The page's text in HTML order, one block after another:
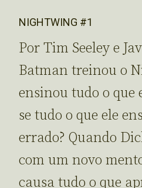
NIGHTWING #1
Por Tim Seeley e
Batman treinou o
ensinou tudo o que
se tudo o que ele
errado? Quando
com um novo
causa tudo o que